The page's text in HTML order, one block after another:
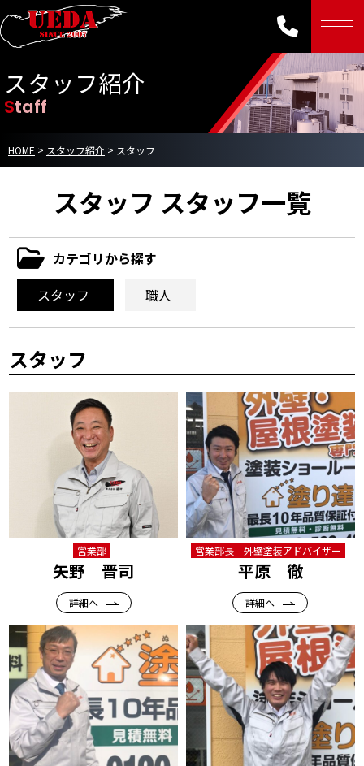
スタッフ紹介
Staff
HOME > スタッフ紹介 > スタッフ
スタッフ スタッフ一覧
カテゴリから探す
スタッフ
職人
スタッフ
営業部
矢野 晋司
詳細へ
営業部長 外壁塗装アドバイザー
平原 徹
詳細へ